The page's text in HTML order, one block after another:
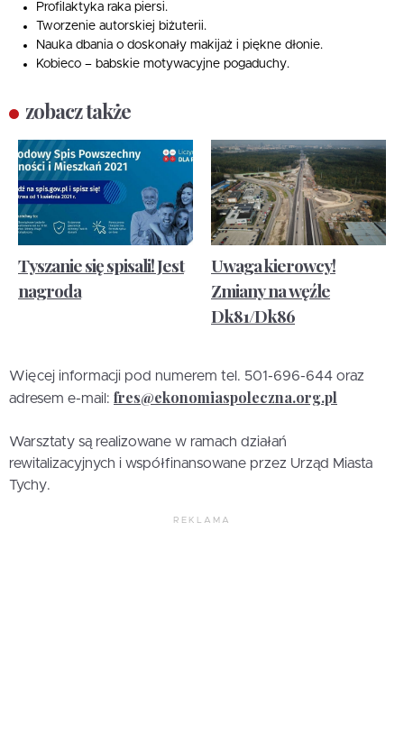
Profilaktyka raka piersi.
Tworzenie autorskiej biżuterii.
Nauka dbania o doskonały makijaż i piękne dłonie.
Kobieco – babskie motywacyjne pogaduchy.
zobacz także
Tyszanie się spisali! Jest
nagroda
Uwaga kierowcy!
Zmiany na węźle
Dk81/Dk86
Więcej informacji pod numerem tel. 501-696-644 oraz
adresem e-mail: fres@ekonomiaspoleczna.org.pl
Warsztaty są realizowane w ramach działań
rewitalizacyjnych i współfinansowane przez Urząd Miasta
Tychy.
REKLAMA